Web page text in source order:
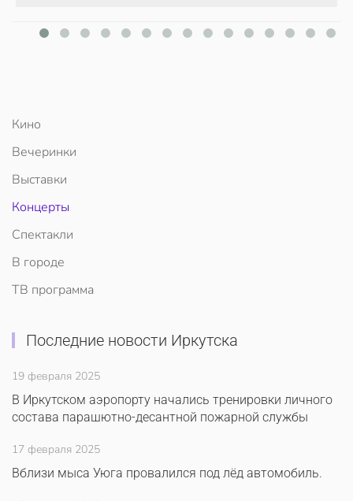
Кино
Вечеринки
Выставки
Концерты
Спектакли
В городе
ТВ программа
Последние новости Иркутска
19 февраля 2025
В Иркутском аэропорту начались тренировки личного
состава парашютно-десантной пожарной службы
17 февраля 2025
Вблизи мыса Уюга провалился под лёд автомобиль.